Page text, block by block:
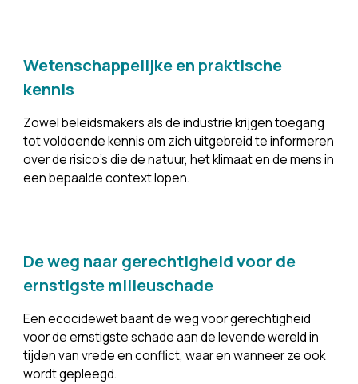
Wetenschappelijke en praktische
kennis
Zowel beleidsmakers als de industrie krijgen toegang
tot voldoende kennis om zich uitgebreid te informeren
over de risico’s die de natuur, het klimaat en de mens in
een bepaalde context lopen.
De weg naar gerechtigheid voor de
ernstigste milieuschade
Een ecocidewet baant de weg voor gerechtigheid
voor de ernstigste schade aan de levende wereld in
tijden van vrede en conflict, waar en wanneer ze ook
wordt gepleegd.